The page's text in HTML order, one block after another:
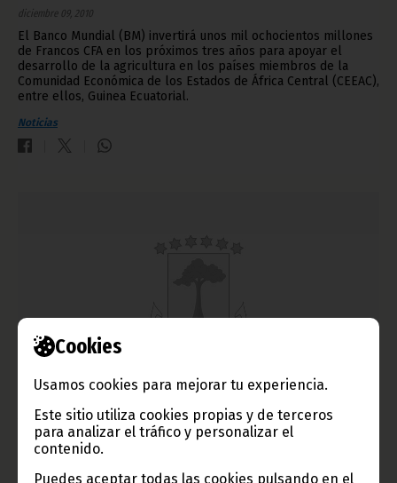
Cookies
Usamos cookies para mejorar tu experiencia.
Este sitio utiliza cookies propias y de terceros
para analizar el tráfico y personalizar el
contenido.
Puedes aceptar todas las cookies pulsando en el
diciembre 09, 2010
El Banco Mundial (BM) invertirá unos mil ochocientos millones
de Francos CFA en los próximos tres años para apoyar el
desarrollo de la agricultura en los países miembros de la
Comunidad Económica de los Estados de África Central (CEEAC),
entre ellos, Guinea Ecuatorial.
Noticias
Comienza en Bata la gira por los departamentos de la
Administración
diciembre 08, 2010
Purificación Buari Lasaquero, se encuentra desde el lunes en